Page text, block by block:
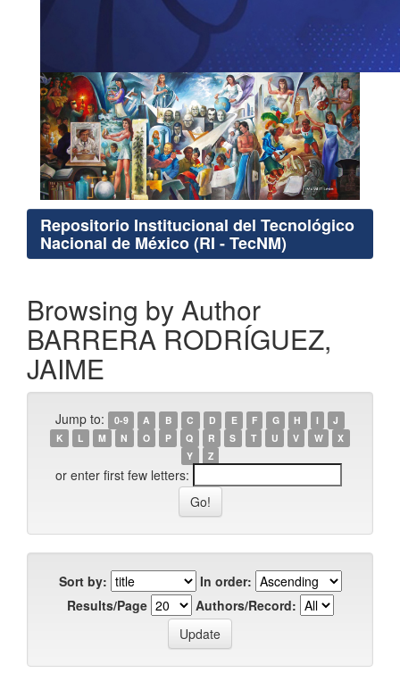
Repositorio Institucional del Tecnológico
Nacional de México (RI - TecNM)
Browsing by Author
BARRERA RODRÍGUEZ,
JAIME
Jump to: 0-9 A B C D E F G H I
J
K
L M N O P Q R S T U V W
X
Y
Z
or enter first few letters:
Sort by:
In order:
Results/Page
Authors/Record: